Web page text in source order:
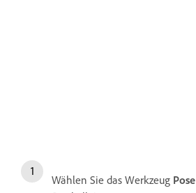
Wählen Sie das Werkzeug Pose